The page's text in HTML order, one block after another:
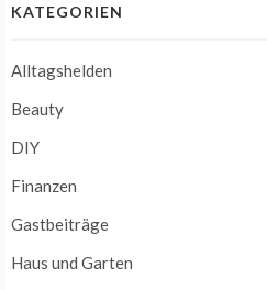
KATEGORIEN
Alltagshelden
Beauty
DIY
Finanzen
Gastbeiträge
Haus und Garten